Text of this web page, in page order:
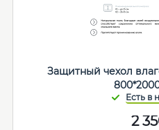
Защитный чехол
2